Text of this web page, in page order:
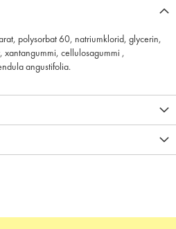
polysorbat 60, natriumklorid, glycerin,
xantangummi, cellulosagummi ,
angustifolia.